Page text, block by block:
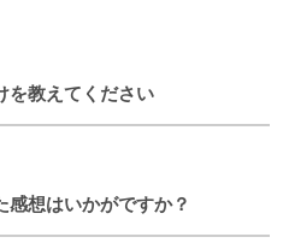
を教えてください
感想はいかがですか？